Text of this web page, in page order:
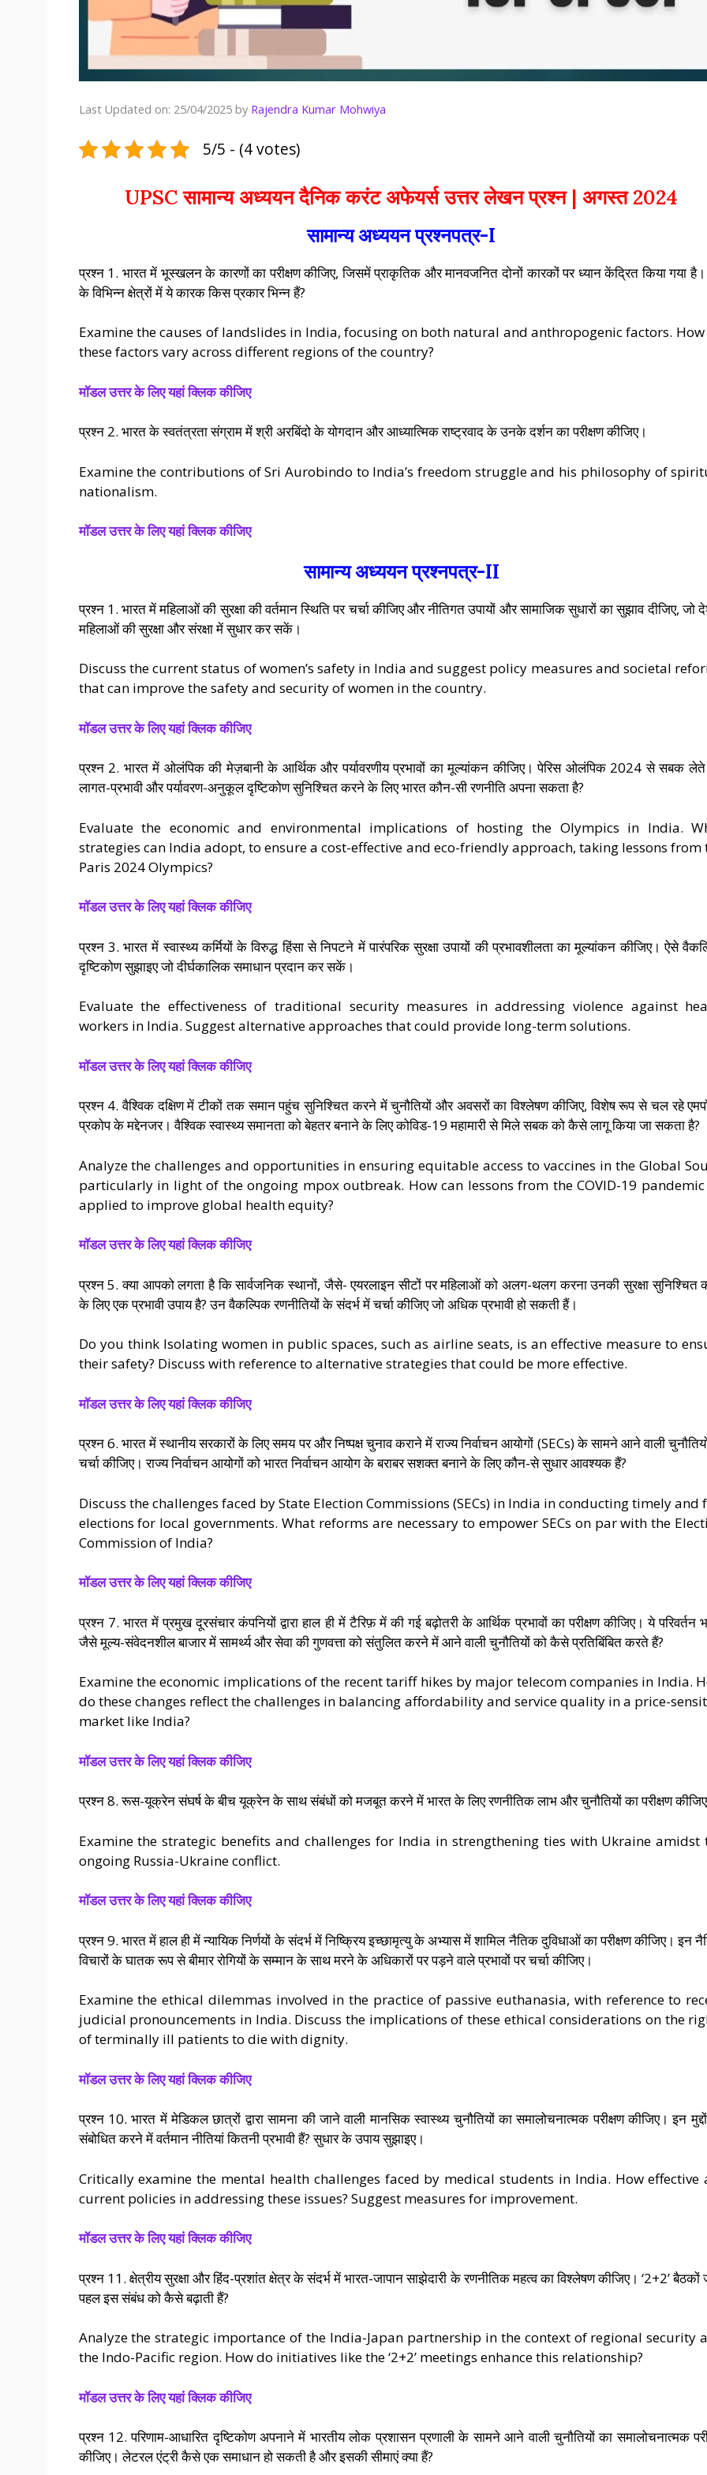
Last Updated on: 25/04/2025 by Rajendra Kumar Mohwiya
5/5 - (4 votes)
UPSC सामान्य अध्ययन दैनिक करंट अफेयर्स उत्तर लेखन प्रश्न | अगस्त 2024
सामान्य अध्ययन प्रश्नपत्र-I
प्रश्न 1. भारत में भूस्खलन के कारणों का परीक्षण कीजिए, जिसमें प्राकृतिक और मानवजनित दोनों कारकों पर ध्यान केंद्रित किया गया
के विभिन्न क्षेत्रों में ये कारक किस प्रकार भिन्न हैं?
Examine the causes of landslides in India, focusing on both natural and anthropogenic factors.
these factors vary across different regions of the country?
मॉडल उत्तर के लिए यहां क्लिक कीजिए
प्रश्न 2. भारत के स्वतंत्रता संग्राम में श्री अरबिंदो के योगदान और आध्यात्मिक राष्ट्रवाद के उनके दर्शन का परीक्षण कीजिए।
Examine the contributions of Sri Aurobindo to India’s freedom struggle and his philosophy of
nationalism.
मॉडल उत्तर के लिए यहां क्लिक कीजिए
सामान्य अध्ययन प्रश्नपत्र-II
प्रश्न 1. भारत में महिलाओं की सुरक्षा की वर्तमान स्थिति पर चर्चा कीजिए और नीतिगत उपायों और सामाजिक सुधारों का सुझाव दीजिए, जो
महिलाओं की सुरक्षा और संरक्षा में सुधार कर सकें।
Discuss the current status of women’s safety in India and suggest policy measures and societal
that can improve the safety and security of women in the country.
मॉडल उत्तर के लिए यहां क्लिक कीजिए
प्रश्न 2. भारत में ओलंपिक की मेज़बानी के आर्थिक और पर्यावरणीय प्रभावों का मूल्यांकन कीजिए। पेरिस ओलंपिक 2024 से सबक लेते
लागत-प्रभावी और पर्यावरण-अनुकूल दृष्टिकोण सुनिश्चित करने के लिए भारत कौन-सी रणनीति अपना सकता है?
Evaluate the economic and environmental implications of hosting the Olympics in India.
strategies can India adopt, to ensure a cost-effective and eco-friendly approach, taking lessons from
Paris 2024 Olympics?
मॉडल उत्तर के लिए यहां क्लिक कीजिए
प्रश्न 3. भारत में स्वास्थ्य कर्मियों के विरुद्ध हिंसा से निपटने में पारंपरिक सुरक्षा उपायों की प्रभावशीलता का मूल्यांकन कीजिए। ऐसे
दृष्टिकोण सुझाइए जो दीर्घकालिक समाधान प्रदान कर सकें।
Evaluate the effectiveness of traditional security measures in addressing violence against
workers in India. Suggest alternative approaches that could provide long-term solutions.
मॉडल उत्तर के लिए यहां क्लिक कीजिए
प्रश्न 4. वैश्विक दक्षिण में टीकों तक समान पहुंच सुनिश्चित करने में चुनौतियों और अवसरों का विश्लेषण कीजिए, विशेष रूप से चल रहे
प्रकोप के मद्देनजर। वैश्विक स्वास्थ्य समानता को बेहतर बनाने के लिए कोविड-19 महामारी से मिले सबक को कैसे लागू किया जा सकता है?
Analyze the challenges and opportunities in ensuring equitable access to vaccines in the Global
particularly in light of the ongoing mpox outbreak. How can lessons from the COVID-19
applied to improve global health equity?
मॉडल उत्तर के लिए यहां क्लिक कीजिए
प्रश्न 5. क्या आपको लगता है कि सार्वजनिक स्थानों, जैसे- एयरलाइन सीटों पर महिलाओं को अलग-थलग करना उनकी सुरक्षा सुनिश्चित
के लिए एक प्रभावी उपाय है? उन वैकल्पिक रणनीतियों के संदर्भ में चर्चा कीजिए जो अधिक प्रभावी हो सकती हैं।
Do you think Isolating women in public spaces, such as airline seats, is an effective measure to
their safety? Discuss with reference to alternative strategies that could be more effective.
मॉडल उत्तर के लिए यहां क्लिक कीजिए
प्रश्न 6. भारत में स्थानीय सरकारों के लिए समय पर और निष्पक्ष चुनाव कराने में राज्य निर्वाचन आयोगों (SECs) के सामने आने वाली
चर्चा कीजिए। राज्य निर्वाचन आयोगों को भारत निर्वाचन आयोग के बराबर सशक्त बनाने के लिए कौन-से सुधार आवश्यक हैं?
Discuss the challenges faced by State Election Commissions (SECs) in India in conducting timely and
elections for local governments. What reforms are necessary to empower SECs on par with the
Commission of India?
मॉडल उत्तर के लिए यहां क्लिक कीजिए
प्रश्न 7. भारत में प्रमुख दूरसंचार कंपनियों द्वारा हाल ही में टैरिफ़ में की गई बढ़ोतरी के आर्थिक प्रभावों का परीक्षण कीजिए। ये परिवर्तन
जैसे मूल्य-संवेदनशील बाजार में सामर्थ्य और सेवा की गुणवत्ता को संतुलित करने में आने वाली चुनौतियों को कैसे प्रतिबिंबित करते हैं?
Examine the economic implications of the recent tariff hikes by major telecom companies in India.
do these changes reflect the challenges in balancing affordability and service quality in a price-
market like India?
मॉडल उत्तर के लिए यहां क्लिक कीजिए
प्रश्न 8. रूस-यूक्रेन संघर्ष के बीच यूक्रेन के साथ संबंधों को मजबूत करने में भारत के लिए रणनीतिक लाभ और चुनौतियों का परीक्षण
Examine the strategic benefits and challenges for India in strengthening ties with Ukraine amidst
ongoing Russia-Ukraine conflict.
मॉडल उत्तर के लिए यहां क्लिक कीजिए
प्रश्न 9. भारत में हाल ही में न्यायिक निर्णयों के संदर्भ में निष्क्रिय इच्छामृत्यु के अभ्यास में शामिल नैतिक दुविधाओं का परीक्षण कीजिए। इन
विचारों के घातक रूप से बीमार रोगियों के सम्मान के साथ मरने के अधिकारों पर पड़ने वाले प्रभावों पर चर्चा कीजिए।
Examine the ethical dilemmas involved in the practice of passive euthanasia, with reference to
judicial pronouncements in India. Discuss the implications of these ethical considerations on the
of terminally ill patients to die with dignity.
मॉडल उत्तर के लिए यहां क्लिक कीजिए
प्रश्न 10. भारत में मेडिकल छात्रों द्वारा सामना की जाने वाली मानसिक स्वास्थ्य चुनौतियों का समालोचनात्मक परीक्षण कीजिए। इन
संबोधित करने में वर्तमान नीतियां कितनी प्रभावी हैं? सुधार के उपाय सुझाइए।
Critically examine the mental health challenges faced by medical students in India. How effective
current policies in addressing these issues? Suggest measures for improvement.
मॉडल उत्तर के लिए यहां क्लिक कीजिए
प्रश्न 11. क्षेत्रीय सुरक्षा और हिंद-प्रशांत क्षेत्र के संदर्भ में भारत-जापान साझेदारी के रणनीतिक महत्व का विश्लेषण कीजिए। ‘2+2’ बैठकों
पहल इस संबंध को कैसे बढ़ाती हैं?
Analyze the strategic importance of the India-Japan partnership in the context of regional security
the Indo-Pacific region. How do initiatives like the ‘2+2’ meetings enhance this relationship?
मॉडल उत्तर के लिए यहां क्लिक कीजिए
प्रश्न 12. परिणाम-आधारित दृष्टिकोण अपनाने में भारतीय लोक प्रशासन प्रणाली के सामने आने वाली चुनौतियों का समालोचनात्मक
कीजिए। लेटरल एंट्री कैसे एक समाधान हो सकती है और इसकी सीमाएं क्या हैं?